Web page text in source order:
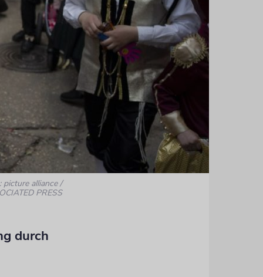
picture alliance /
PRESS
durch